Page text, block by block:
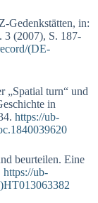
Gedenkstätten, in:
3 (2007), S. 187-
(DE-
„Spatial turn“ und
in
https://ub-
beurteilen. Eine
https://ub-